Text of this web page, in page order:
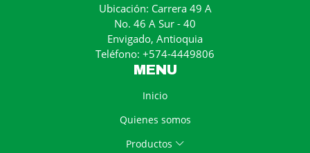
Ubicación: Carrera 49 A
No. 46 A Sur - 40
Envigado, Antioquia
Teléfono: +574-4449806
MENU
Inicio
Quienes somos
Productos